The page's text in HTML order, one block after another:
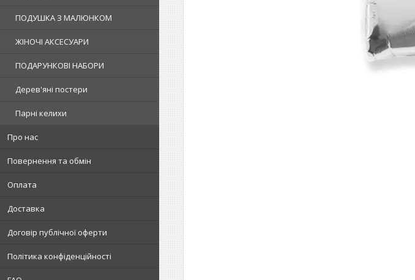
ПОДУШКА З МАЛЮНКОМ
ЖІНОЧІ АКСЕСУАРИ
ПОДАРУНКОВІ НАБОРИ
Дерев'яні постери
Парні келихи
Про нас
Повернення та обмін
Оплата
Доставка
Договір публічної оферти
Політика конфіденційності